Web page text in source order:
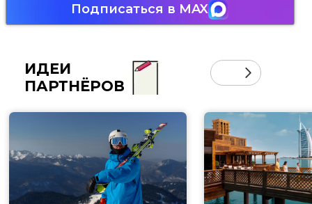
Подписаться в MAX
ИДЕИ
ПАРТНЁРОВ